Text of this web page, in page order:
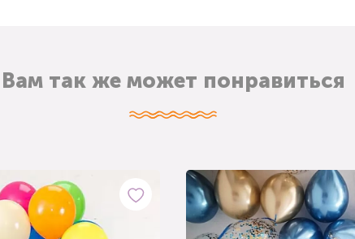
Вам так же может понравиться